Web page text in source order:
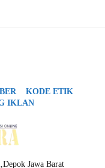
KODE ETIK
IKLAN
Jawa Barat